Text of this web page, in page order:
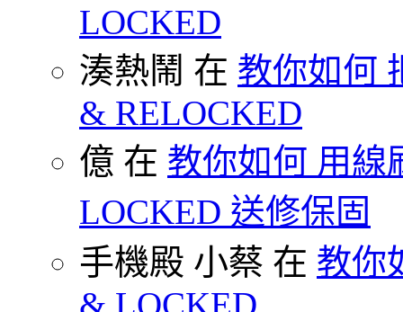
LOCKED
湊熱鬧 在 教你如何
& RELOCKED
億 在 教你如何 用線
LOCKED 送修保固
手機殿 小蔡 在 教你
& LOCKED